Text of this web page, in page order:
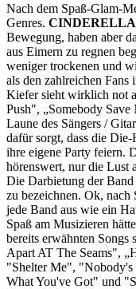
Nach dem Spaß-Glam-
Genres. CINDERELLA
Bewegung, haben aber
aus Eimern zu regnen
weniger trockenen und
als den zahlreichen Fans
Kiefer sieht wirklich not
Push", „Somebody
Laune des Sängers /
dafür sorgt, dass die
ihre eigene Party feiern.
hörenswert, nur die Lust
Die Darbietung der Band
zu bezeichnen. Ok,
jede Band aus wie ein
Spaß am Musizieren
bereits erwähnten Songs
Apart AT The Seams",
"Shelter Me",
What You've Got" und